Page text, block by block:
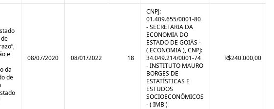
e
da
de
08/07/2020 08/01/2022 18
CNPJ:
01.409.655/0001-80
- SECRETARIA DA
ECONOMIA DO
ESTADO DE GOIÁS -
( ECONOMIA ), CNPJ:
34.049.214/0001-74
- INSTITUTO MAURO
BORGES DE
ESTATÍSTICAS E
ESTUDOS
SOCIOECONÔMICOS
- ( IMB )
R$240.000,00